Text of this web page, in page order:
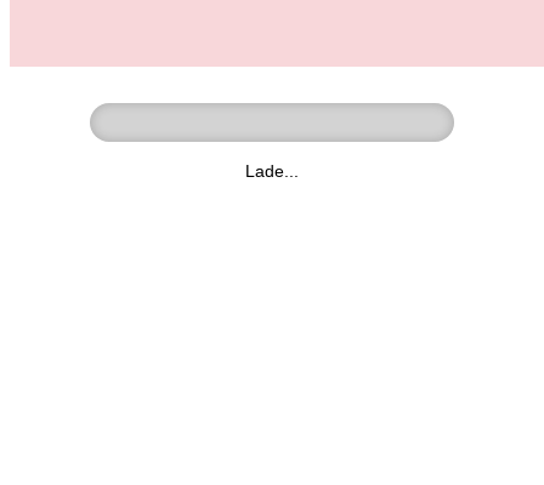
Lade...